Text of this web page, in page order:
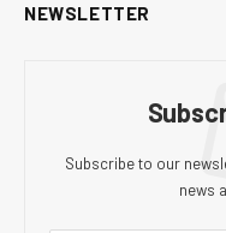
NEWSLETTER
Subscribe to our
news